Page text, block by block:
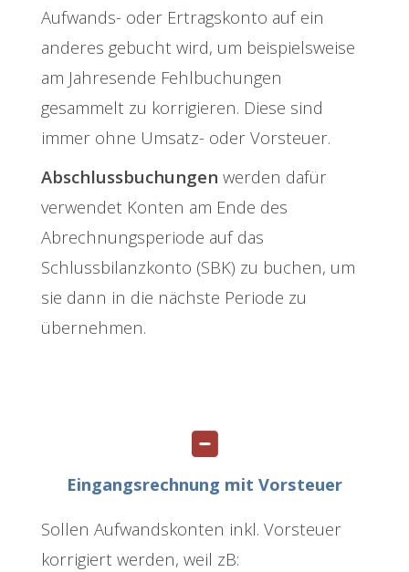
Aufwands- oder Ertragskonto auf ein
anderes gebucht wird, um beispielsweise
am Jahresende Fehlbuchungen
gesammelt zu korrigieren. Diese sind
immer ohne Umsatz- oder Vorsteuer.
Abschlussbuchungen werden dafür
verwendet Konten am Ende des
Abrechnungsperiode auf das
Schlussbilanzkonto (SBK) zu buchen, um
sie dann in die nächste Periode zu
übernehmen.
Eingangsrechnung mit Vorsteuer
Sollen Aufwandskonten inkl. Vorsteuer
korrigiert werden, weil zB: